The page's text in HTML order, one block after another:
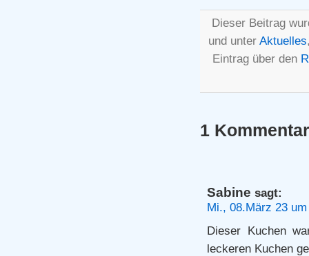
Dieser Beitrag
und unter Aktuelles
Eintrag über den
1
Sabine sagt:
Mi., 08.März 23
Dieser Kuchen
leckeren Kuchen